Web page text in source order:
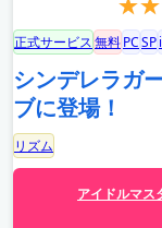
正式サービス無料PCSP
シンデレラガ
ブに登場！
リズム
アイドルマス